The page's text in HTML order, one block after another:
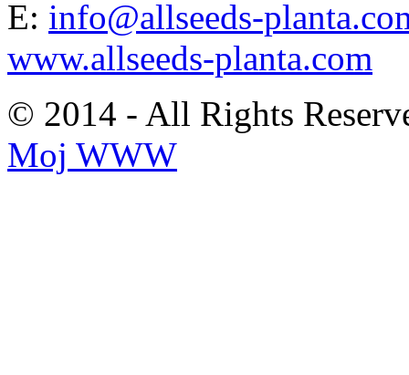
E: info@allseeds-
www.allseeds-planta.com
© 2014 - All Rights
Moj WWW